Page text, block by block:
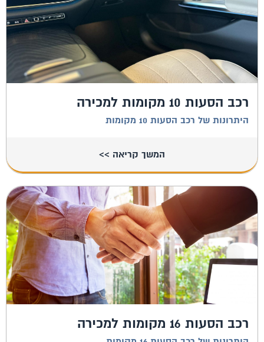
רכב הסעות 10 מקומות למכירה
היתרונות של רכב הסעות 10 מקומות
המשך קריאה >>
רכב הסעות 16 מקומות למכירה